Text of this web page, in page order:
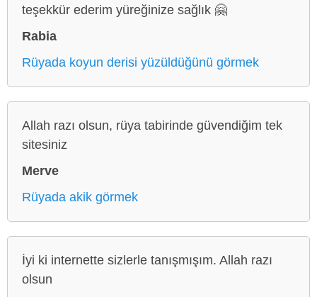
teşekkür ederim yüreğinize sağlık 🤗
Rabia
Rüyada koyun derisi yüzüldüğünü görmek
Allah razı olsun, rüya tabirinde güvendiğim tek
sitesiniz
Merve
Rüyada akik görmek
İyi ki internette sizlerle tanışmışım. Allah razı
olsun